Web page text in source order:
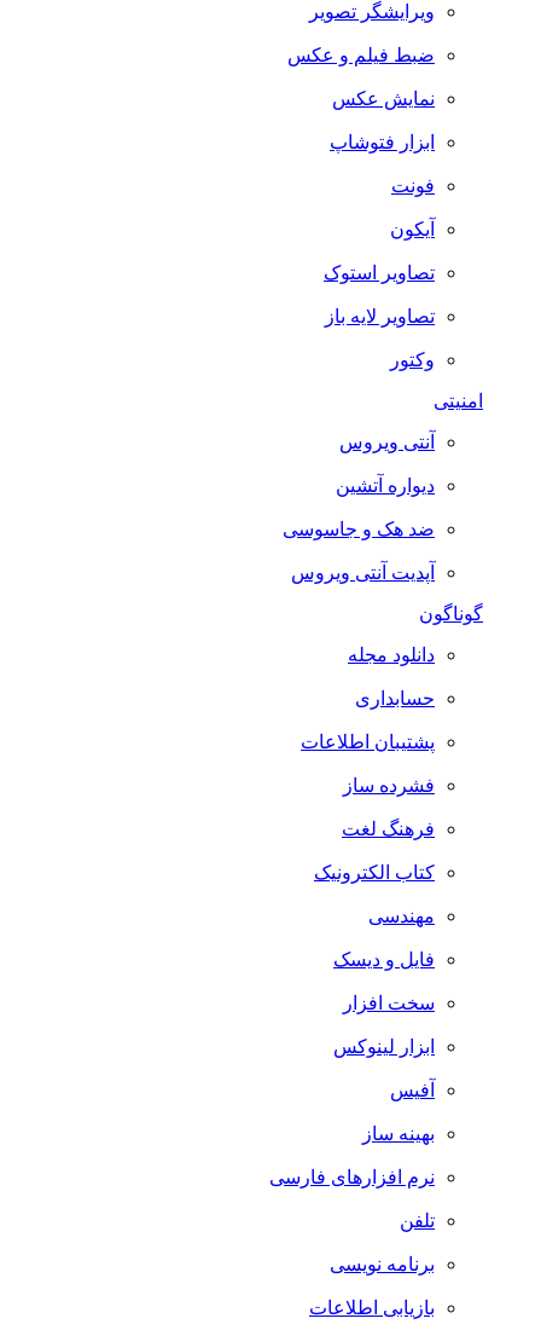
ویرایشگر تصویر
ضبط فيلم و عكس
نمایش عکس
ابزار فتوشاپ
فونت
آیکون
تصاویر استوک
تصاویر لایه باز
وکتور
امنیتی
آنتی ویروس
دیواره آتشین
ضد هک و جاسوسی
آپدیت آنتی ویروس
گوناگون
دانلود مجله
حسابداری
پشتیبان اطلاعات
فشرده ساز
فرهنگ لغت
کتاب الکترونیک
مهندسی
فایل و دیسک
سخت افزار
ابزار لینوکس
آفیس
بهینه ساز
نرم افزارهای فارسی
تلفن
برنامه نویسی
بازیابی اطلاعات